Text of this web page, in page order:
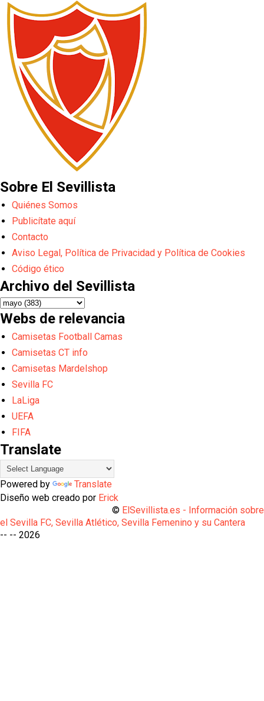
Sobre El Sevillista
Quiénes Somos
Publicítate aquí
Contacto
Aviso Legal, Política de Privacidad y Política de Cookies
Código ético
Archivo del Sevillista
Webs de relevancia
Camisetas Football Camas
Camisetas CT info
Camisetas Mardelshop
Sevilla FC
LaLiga
UEFA
FIFA
Translate
Powered by
Translate
Diseño web creado por Erick
© ElSevillista.es - Información sobre
el Sevilla FC, Sevilla Atlético, Sevilla Femenino y su Cantera
-- -- 2026